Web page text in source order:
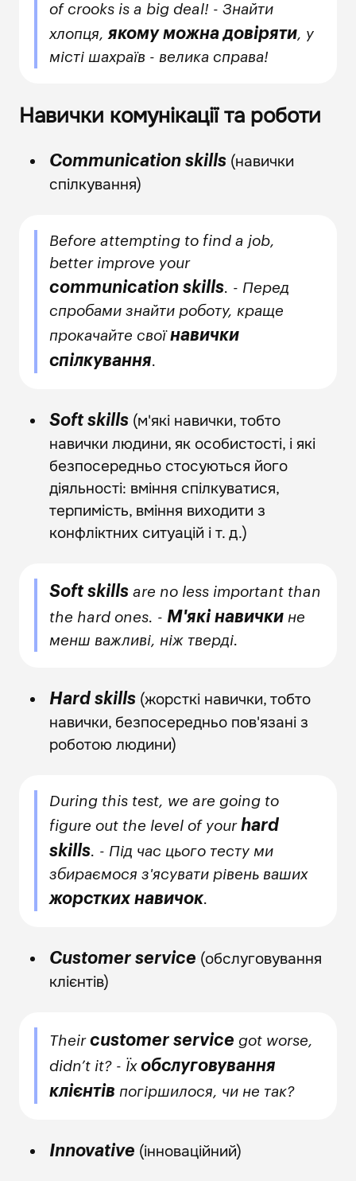
of crooks is a big deal! - Знайти
хлопця, якому можна довіряти, у
місті шахраїв - велика справа!
Навички комунікації та роботи
Communication skills (навички
спілкування)
Before attempting to find a job,
better improve your
communication skills. - Перед
спробами знайти роботу, краще
прокачайте своїнавички
спілкування.
Soft skills (м'які навички, тобто
навички людини, як особистості, і які
безпосередньо стосуються його
діяльності: вміння спілкуватися,
терпимість, вміння виходити з
конфліктних ситуацій і т. д.)
Soft skills are no less important than
the hard ones. - М'які навички не
менш важливі, ніж тверді.
Hard skills (жорсткі навички, тобто
навички, безпосередньо пов'язані з
роботою людини)
During this test, we are going to
figure out the level of yourhard
skills. - Під час цього тесту ми
збираємося з'ясувати рівень ваших
жорстких навичок.
Customer service (обслуговування
клієнтів)
Theircustomer service got worse,
didn’t it? - Їхобслуговування
клієнтівпогіршилося, чи не так?
Innovative (інноваційний)